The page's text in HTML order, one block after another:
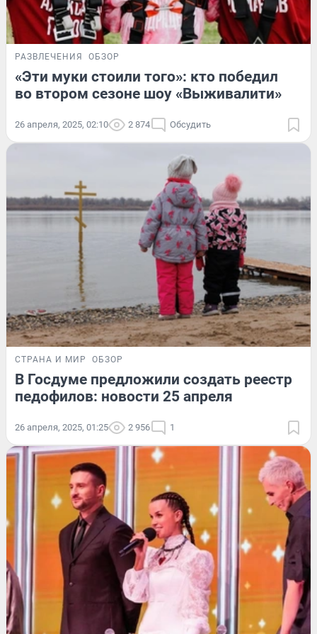
РАЗВЛЕЧЕНИЯ ОБЗОР
«Эти муки стоили того»: кто победил
во втором сезоне шоу «Выживалити»
26 апреля, 2025, 02:10 2 874 Обсудить
СТРАНА И МИР ОБЗОР
В Госдуме предложили создать реестр
педофилов: новости 25 апреля
26 апреля, 2025, 01:25 2 956 1